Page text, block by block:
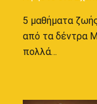
5 μαθήματα
από τα δέντρα
πολλά…